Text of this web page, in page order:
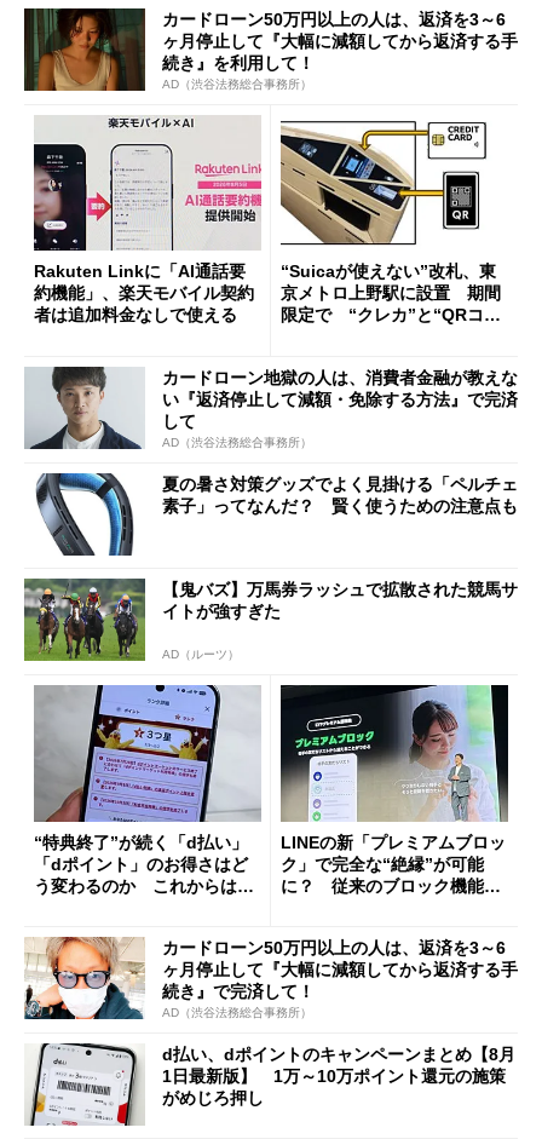
カードローン50万円以上の人は、返済を3～6
ヶ月停止して『大幅に減額してから返済する手
続き』を利用して！
AD（渋谷法務総合事務所）
Rakuten Linkに「AI通話要
約機能」、楽天モバイル契約
者は追加料金なしで使える
“Suicaが使えない”改札、東
京メトロ上野駅に設置 期間
限定で “クレカ”と“QRコー
カードローン地獄の人は、消費者金融が教えな
い『返済停止して減額・免除する方法』で完済
して
AD（渋谷法務総合事務所）
夏の暑さ対策グッズでよく見掛ける「ペルチェ
素子」ってなんだ？ 賢く使うための注意点も
【鬼バズ】万馬券ラッシュで拡散された競馬サ
イトが強すぎた
AD（ルーツ）
“特典終了”が続く「d払い」
「dポイント」のお得さはど
う変わるのか これからは
LINEの新「プレミアムブロッ
ク」で完全な“絶縁”が可能
に？ 従来のブロック機能と
カードローン50万円以上の人は、返済を3～6
ヶ月停止して『大幅に減額してから返済する手
続き』で完済して！
AD（渋谷法務総合事務所）
d払い、dポイントのキャンペーンまとめ【8月
1日最新版】 1万～10万ポイント還元の施策
がめじろ押し